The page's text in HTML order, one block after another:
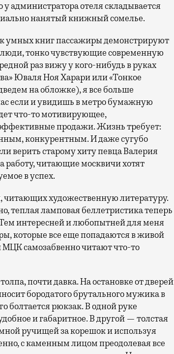
администратора отеля складывается
нанятый книжный сомелье.
умных книг пассажиры демонстрируют
тонко чувствующие современную
раз вижу у кого-нибудь в руках
Юваля Ноя Харари или «Тонкое
на обложке), я все больше
если и увидишь в метро бумажную
что-то мотивирующее,
продажи. Жизнь требует:
конкурентным. И даже сугубо
верить старому хиту певца Валерия
читающие москвичи хотят
в успех.
читающих художественную литературу.
теплая ламповая беллетристика теперь
интересней и любопытней для меня
которые все еще попадаются в живой
МЦК самозабвенно читают что-то
почти давка. На остановке от дверей
бородатого брутального мужика в
болтается рюкзак. В одной руке
и габаритное. В другой — толстая
ручищей за корешок и используя
с каменным лицом преодолевая все